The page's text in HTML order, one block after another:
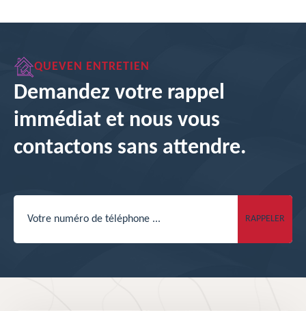
QUEVEN ENTRETIEN
Demandez votre rappel
immédiat et nous vous
contactons sans attendre.